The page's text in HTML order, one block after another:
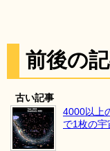
前後の
古い記事
4000以上
で1枚の